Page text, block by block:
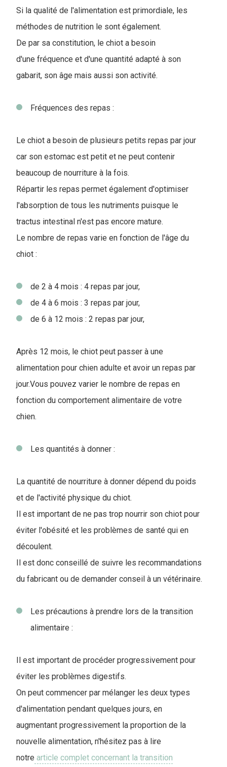
Si la qualité de l'alimentation est primordiale, les
méthodes de nutrition le sont également.
De par sa constitution, le chiot a besoin
d'une fréquence et d'une quantité adapté à son
gabarit, son âge mais aussi son activité.
Fréquences des repas :
Le chiot a besoin de plusieurs petits repas par jour
car son estomac est petit et ne peut contenir
beaucoup de nourriture à la fois.
Répartir les repas permet également d'optimiser
l'absorption de tous les nutriments puisque le
tractus intestinal n'est pas encore mature.
Le nombre de repas varie en fonction de l'âge du
chiot :
de 2 à 4 mois : 4 repas par jour,
de 4 à 6 mois : 3 repas par jour,
de 6 à 12 mois : 2 repas par jour,
Après 12 mois, le chiot peut passer à une
alimentation pour chien adulte et avoir un repas par
jour.Vous pouvez varier le nombre de repas en
fonction du comportement alimentaire de votre
chien.
Les quantités à donner :
La quantité de nourriture à donner dépend du poids
et de l'activité physique du chiot.
Il est important de ne pas trop nourrir son chiot pour
éviter l'obésité et les problèmes de santé qui en
découlent.
Il est donc conseillé de suivre les recommandations
du fabricant ou de demander conseil à un vétérinaire.
Les précautions à prendre lors de la transition
alimentaire :
Il est important de procéder progressivement pour
éviter les problèmes digestifs.
On peut commencer par mélanger les deux types
d'alimentation pendant quelques jours, en
augmentant progressivement la proportion de la
nouvelle alimentation, n'hésitez pas à lire
notre article complet concernant la transition